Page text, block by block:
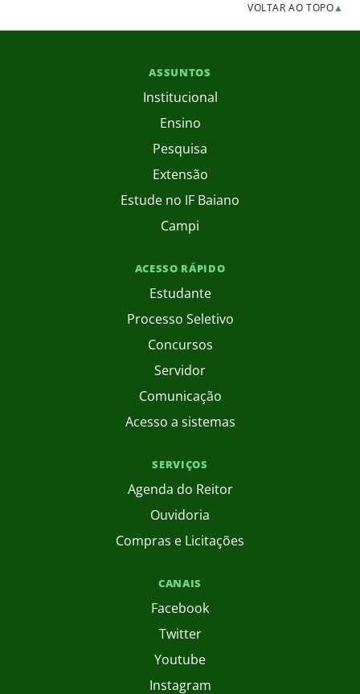
VOLTAR AO TOPO▲
ASSUNTOS
Institucional
Ensino
Pesquisa
Extensão
Estude no IF Baiano
Campi
ACESSO RÁPIDO
Estudante
Processo Seletivo
Concursos
Servidor
Comunicação
Acesso a sistemas
SERVIÇOS
Agenda do Reitor
Ouvidoria
Compras e Licitações
CANAIS
Facebook
Twitter
Youtube
Instagram